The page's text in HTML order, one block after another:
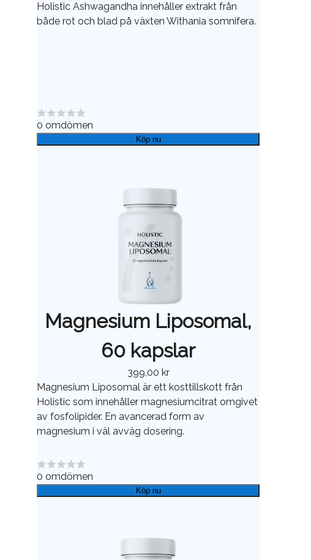
Holistic Ashwagandha innehåller extrakt från
både rot och blad på växten Withania somnifera.
0 omdömen
Köp nu
Magnesium Liposomal,
60 kapslar
399,00 kr
Magnesium Liposomal är ett kosttillskott från
Holistic som innehåller magnesiumcitrat omgivet
av fosfolipider. En avancerad form av
magnesium i väl avväg dosering.
0 omdömen
Köp nu